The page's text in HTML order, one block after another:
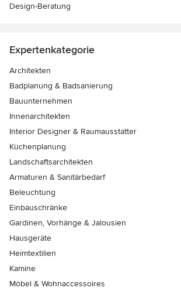
Design-Beratung
Expertenkategorie
Architekten
Badplanung & Badsanierung
Bauunternehmen
Innenarchitekten
Interior Designer & Raumausstatter
Küchenplanung
Landschaftsarchitekten
Armaturen & Sanitärbedarf
Beleuchtung
Einbauschränke
Gardinen, Vorhänge & Jalousien
Hausgeräte
Heimtextilien
Kamine
Möbel & Wohnaccessoires